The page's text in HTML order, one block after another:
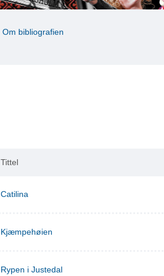
Om bibliografien
Tittel
Catilina
Kjæmpehøien
Rypen i Justedal